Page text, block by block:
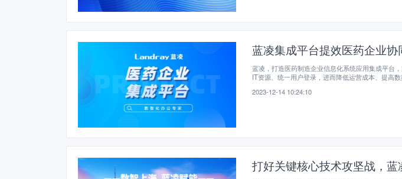
蓝凌集成平台提效医药企业
蓝凌，打造医药制造企业信息化系统应用集成平台
IT资源、统一用户登录，进而降低运营成本、提高数
2023-12-14 10:24:10
打好关键核心技术攻坚战，